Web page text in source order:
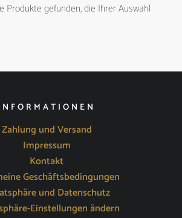
Produkte gefunden, die Ihrer Auswahl
Zahlung und Versand
Impressum
Kontakt
Geschäftsbedingungen
und Datenschutz
Einstellungen ändern